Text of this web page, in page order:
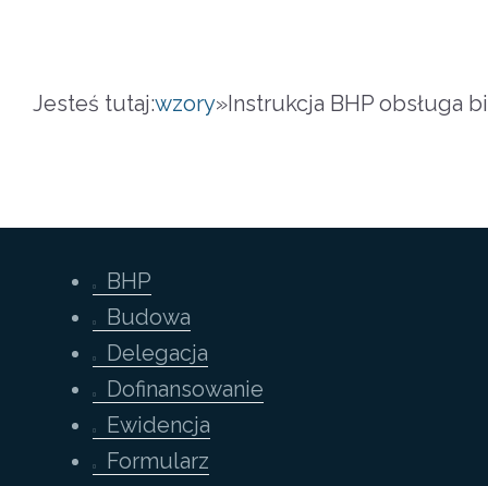
Jesteś tutaj:wzory»Instrukcja BHP obsługa
BHP
Budowa
Delegacja
Dofinansowanie
Ewidencja
Formularz